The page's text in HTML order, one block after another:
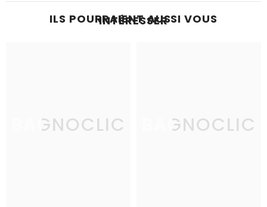
ILS POURRAIENT AUSSI VOUS
INTÉRESSER
BAGNOCLIC BAGNOCLIC